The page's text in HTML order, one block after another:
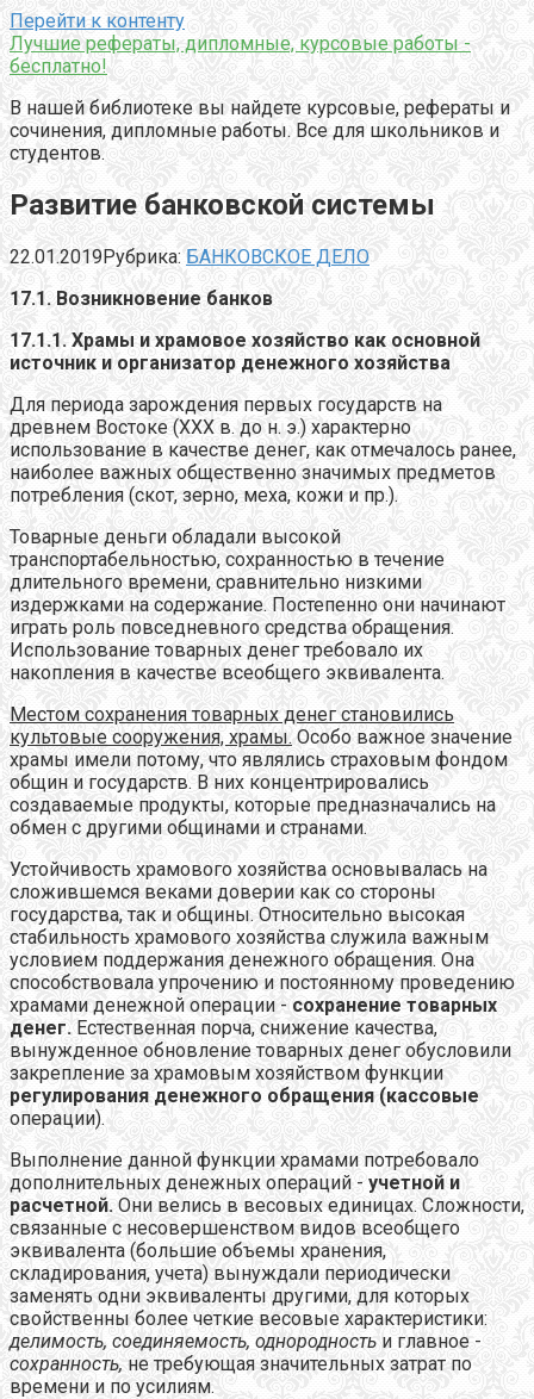
Перейти к контенту
Лучшие рефераты, дипломные, курсовые работы -
бесплатно!
В нашей библиотеке вы найдете курсовые, рефераты и
сочинения, дипломные работы. Все для школьников и
студентов.
Развитие банковской системы
22.01.2019Рубрика: БАНКОВСКОЕ ДЕЛО
17.1. Возникновение банков
17.1.1. Храмы и храмовое хозяйство как основной
источник и организатор денежного хозяйства
Для периода зарождения первых государств на
древнем Востоке (XXX в. до н. э.) характерно
использование в качестве денег, как отмечалось ранее,
наиболее важных общественно значимых предметов
потребления (скот, зерно, меха, кожи и пр.).
Товарные деньги обладали высокой
транспортабельностью, сохранностью в течение
длительного времени, сравнительно низкими
издержками на содержание. Постепенно они начинают
играть роль повседневного средства обращения.
Использование товарных денег требовало их
накопления в качестве всеобщего эквивалента.
Местом сохранения товарных денег становились
культовые сооружения, храмы. Особо важное значение
храмы имели потому, что являлись страховым фондом
общин и государств. В них концентрировались
создаваемые продукты, которые предназначались на
обмен с другими общинами и странами.
Устойчивость храмового хозяйства основывалась на
сложившемся веками доверии как со стороны
государства, так и общины. Относительно высокая
стабильность храмового хозяйства служила важным
условием поддержания денежного обращения. Она
способствовала упрочению и постоянному проведению
храмами денежной операции - сохранение товарных
денег. Естественная порча, снижение качества,
вынужденное обновление товарных денег обусловили
закрепление за храмовым хозяйством функции
регулирования денежного обращения (кассовые
операции).
Выполнение данной функции храмами потребовало
дополнительных денежных операций - учетной и
расчетной. Они велись в весовых единицах. Сложности,
связанные с несовершенством видов всеобщего
эквивалента (большие объемы хранения,
складирования, учета) вынуждали периодически
заменять одни эквиваленты другими, для которых
свойственны более четкие весовые характеристики:
делимость, соединяемость, однородность и главное -
сохранность, не требующая значительных затрат по
времени и по усилиям.